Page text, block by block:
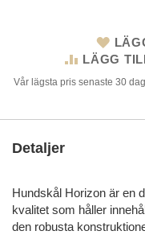
LÄGG
Vår lägsta pris senaste 30
Detaljer
Hundskål Horizon är en
kvalitet som håller
den robusta